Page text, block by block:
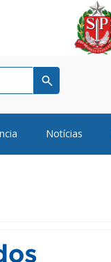
Notícias